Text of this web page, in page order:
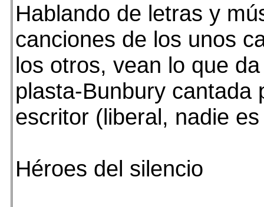
Hablando de letras y
canciones de los unos
los otros, vean lo que
plasta-Bunbury cantada
escritor (liberal, nadie
Héroes del silencio